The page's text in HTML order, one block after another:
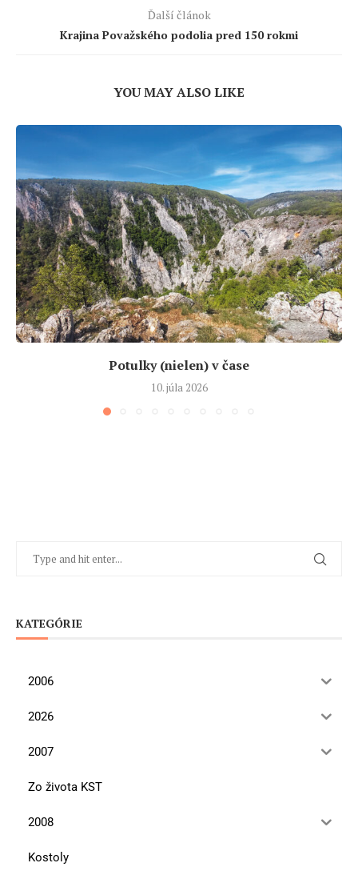
Ďalší článok
Krajina Považského podolia pred 150 rokmi
YOU MAY ALSO LIKE
Potulky (nielen) v čase
10. júla 2026
KATEGÓRIE
2006
2026
2007
Zo života KST
2008
Kostoly